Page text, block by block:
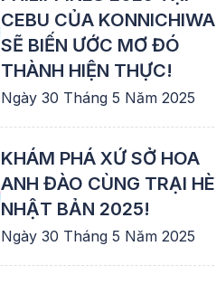
CEBU CỦA KONNICHIWA
SẼ BIẾN ƯỚC MƠ ĐÓ
THÀNH HIỆN THỰC!
Ngày 30 Tháng 5 Năm 2025
KHÁM PHÁ XỨ SỞ HOA
ANH ĐÀO CÙNG TRẠI HÈ
NHẬT BẢN 2025!
Ngày 30 Tháng 5 Năm 2025